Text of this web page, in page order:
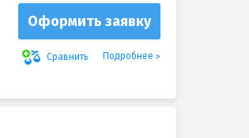
Оформить заявку
Сравнить Подробнее